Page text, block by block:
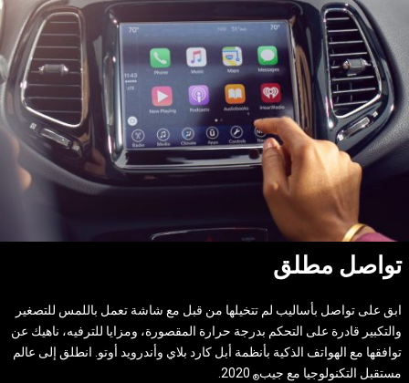
تواصل مطلق
ابق على تواصل بأساليب لم تتخيلها من قبل مع شاشة تعمل باللمس للتصغير
والتكبير قادرة على التحكم بدرجة حرارة المقصورة، ومزايا للترفيه، ناهيك عن
توافقها مع الهواتف الذكية بأنظمة أبل كارد بلاي وأندرويد أوتو. انطلق إلى عالم
مستقبل التكنولوجيا مع جيب®